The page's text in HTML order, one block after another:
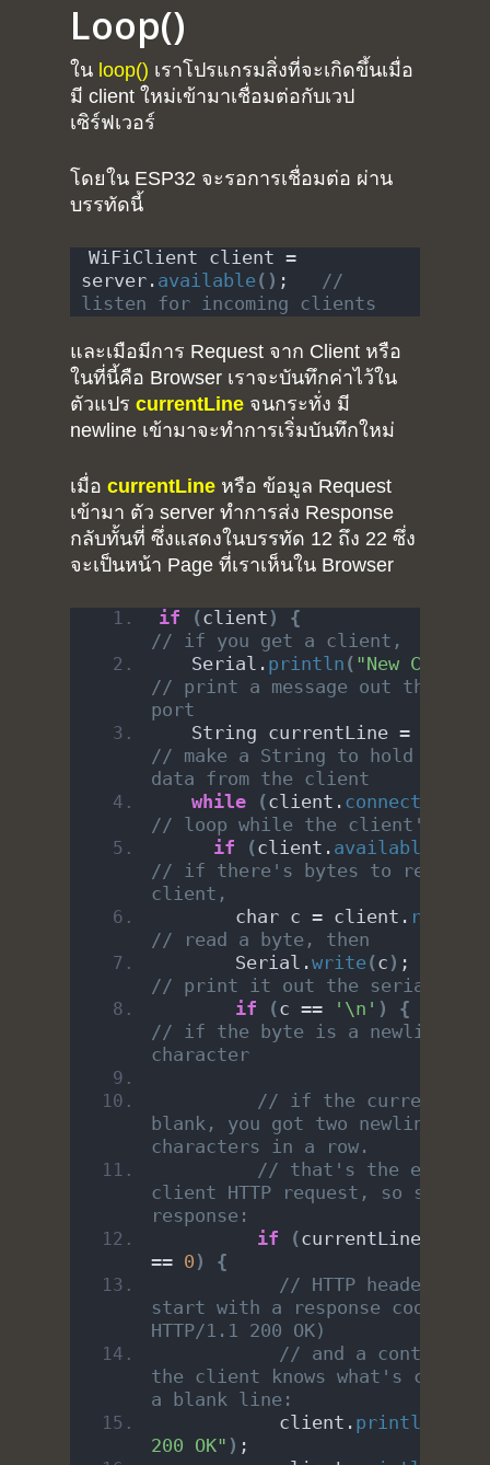
Loop()
ใน loop() เราโปรแกรมสิ่งที่จะเกิดขึ้นเมื่อ
มี client ใหม่เข้ามาเชื่อมต่อกับเวป
เซิร์ฟเวอร์
โดยใน ESP32 จะรอการเชื่อมต่อ ผ่าน
บรรทัดนี้
WiFiClient client =
server. available() ; //
listen for incoming clients
และเมือมีการ Request จาก Client หรือ
ในที่นี้คือ Browser เราจะบันทึกค่าไว้ใน
ตัวแปร currentLine จนกระทั่ง มี
newline เข้ามาจะทำการเริ่มบันทึกใหม่
เมื่อ currentLine หรือ ข้อมูล Request
เข้ามา ตัว server ทำการส่ง Response
กลับทั้นที่ ซึ่งแสดงในบรรทัด 12 ถึง 22 ซึ่ง
จะเป็นหน้า Page ที่เราเห็นใน Browser
if (client )
{
// if you get a client,
   Serial.
println ( "New
// print a message out the
port
   String currentLine =
// make a String to hold
data from the client
while
(client. connected
// loop while the client's
if
(client. available
// if there's bytes to read
client,
       char c = client.
read
// read a byte, then
       Serial.
write(c )
// print it out the serial
if
(c == '\n' )
{
// if the byte is a newline
character
// if the current
blank, you got two newline
characters in a row.
// that's the end of
client HTTP request, so send a
response:
if
(currentLine.
== 0 )
{
// HTTP headers
start with a response code
HTTP/1.1 200 OK)
// and a content-
the client knows what's
a blank line:
           client.
println
200 OK" ) ;
Raspberry pi
Interactive Design
MyProject
Summit Your